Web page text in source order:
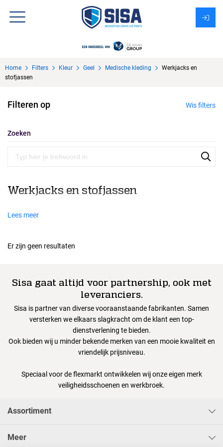
Over Sisa
Home Filters Kleur Geel Medische kleding
Werkjacks en
stofjassen
Filteren op Wis filters
Zoeken
Werkjacks en stofjassen
Lees meer
Er zijn geen resultaten
Sisa gaat altijd voor partnership, ook met
leveranciers.
Sisa is partner van diverse vooraanstaande fabrikanten. Samen
versterken we elkaars slagkracht om de klant een top-
dienstverlening te bieden.
Ook bieden wij u minder bekende merken van een mooie kwaliteit en
vriendelijk prijsniveau.
Speciaal voor de flexmarkt ontwikkelen wij onze eigen merk
veiligheidsschoenen en werkbroek.
Assortiment
Meer